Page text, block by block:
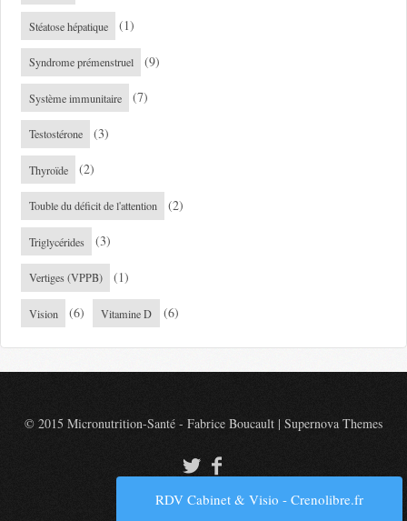
Stéatose hépatique (1)
Syndrome prémenstruel (9)
Système immunitaire (7)
Testostérone (3)
Thyroïde (2)
Touble du déficit de l'attention (2)
Triglycérides (3)
Vertiges (VPPB) (1)
Vision (6) Vitamine D (6)
RDV Cabinet & Visio - Crenolibre.fr
© 2015 Micronutrition-Santé - Fabrice Boucault | Supernova Themes